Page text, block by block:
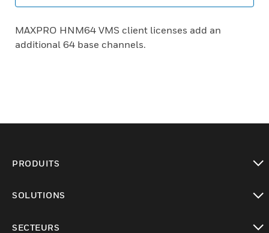
MAXPRO HNM64 VMS client licenses add an
additional 64 base channels.
PRODUITS
SOLUTIONS
SECTEURS